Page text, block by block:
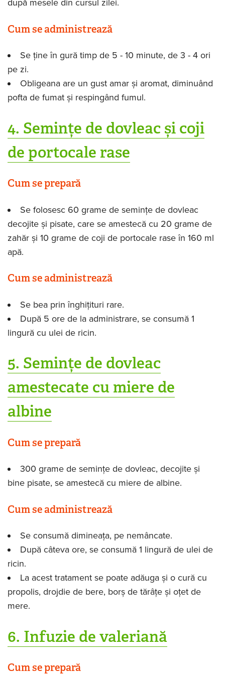
după mesele din cursul zilei.
Cum se administrează
Se ține în gură timp de 5 - 10 minute, de 3 - 4 ori
pe zi.
Obligeana are un gust amar și aromat, diminuând
pofta de fumat și respingând fumul.
4. Semințe de dovleac și coji
de portocale rase
Cum se prepară
Se folosesc 60 grame de semințe de dovleac
decojite și pisate, care se amestecă cu 20 grame de
zahăr și 10 grame de coji de portocale rase în 160 ml
apă.
Cum se administrează
Se bea prin înghițituri rare.
După 5 ore de la administrare, se consumă 1
lingură cu ulei de ricin.
5. Semințe de dovleac
amestecate cu miere de
albine
Cum se prepară
300 grame de semințe de dovleac, decojite și
bine pisate, se amestecă cu miere de albine.
Cum se administrează
Se consumă dimineața, pe nemâncate.
După câteva ore, se consumă 1 lingură de ulei de
ricin.
La acest tratament se poate adăuga și o cură cu
propolis, drojdie de bere, borș de tărâțe și oțet de
mere.
6. Infuzie de valeriană
Cum se prepară